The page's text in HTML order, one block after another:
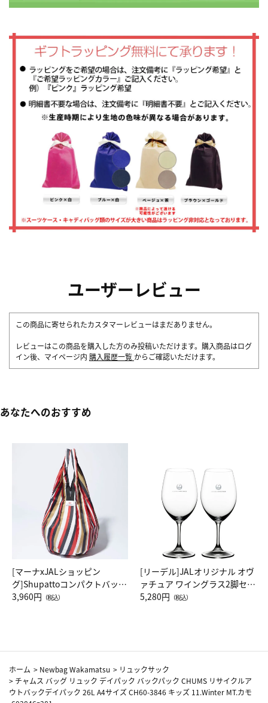
ユーザーレビュー
この商品に寄せられたカスタマーレビューはまだありません。
レビューはこの商品を購入した方のみ投稿いただけます。購入商品はログ
イン後、マイページ内 購入履歴一覧 からご確認いただけます。
あなたへのおすすめ
[マーナxJALショッピン
グ]Shupattoコンパクトバッグ
Drop JAL客室乗務員（LC）ス
3,960円 （税込）
[リーデル]JALオリジナル オヴ
ァチュア ワイングラス2脚セッ
ト（レッドワイン）
5,280円 （税込）
ホーム > Newbag Wakamatsu > リュックサック
> チャムス バッグ リュック デイパック バックパック CHUMS リサイクルア
ウトバックデイパック 26L A4サイズ CH60-3846 キッズ 11.Winter MT.カモ